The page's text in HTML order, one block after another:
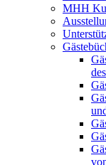
MHH